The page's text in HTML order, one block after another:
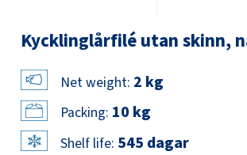
Kycklinglårfilé utan skinn,
Net weight: 2 kg
Packing: 10 kg
Shelf life: 545 dagar